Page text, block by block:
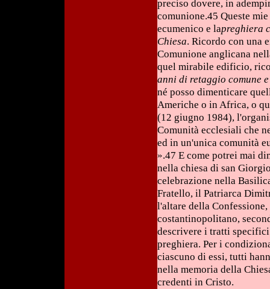
preciso dovere, in
comunione.45 Queste
ecumenico e lapreghiera
Chiesa. Ricordo con una
Comunione anglicana
quel mirabile edificio,
anni di retaggio comune
né posso dimenticare
Americhe o in Africa, o
(12 giugno 1984),
Comunità ecclesiali che
ed in un'unica comunità
».47 E come potrei mai
nella chiesa di san
celebrazione nella
Fratello, il Patriarca
l'altare della
costantinopolitano,
descrivere i tratti
preghiera. Per i
ciascuno di essi, tutti
nella memoria della
credenti in Cristo.